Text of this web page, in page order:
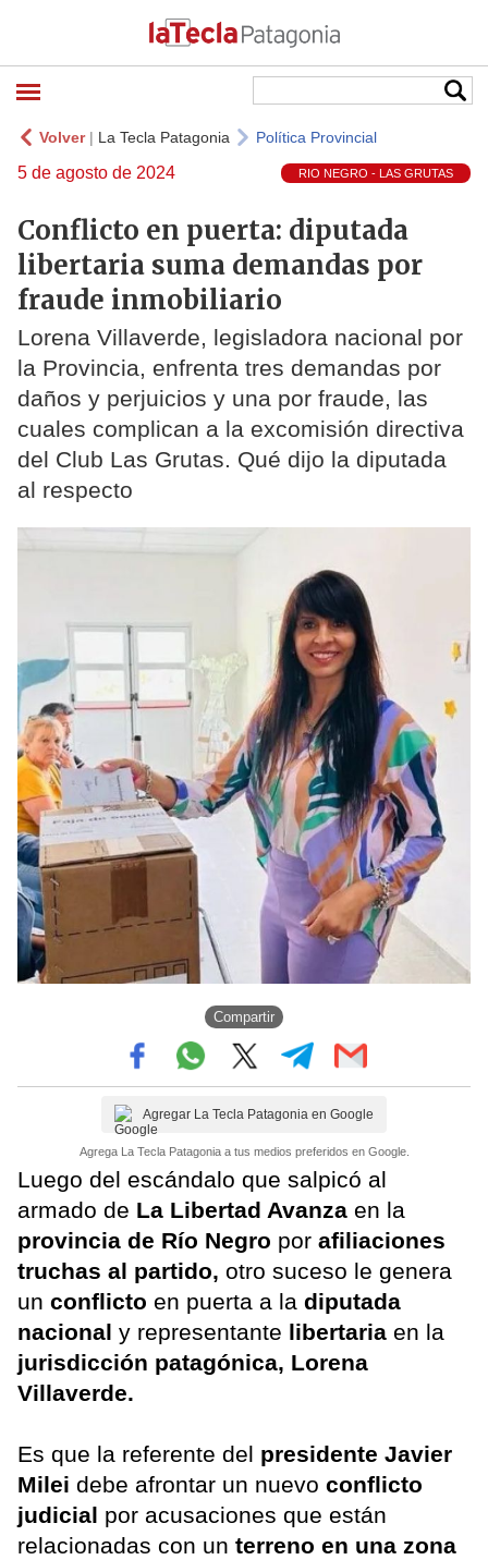
Volver| La Tecla Patagonia Política Provincial
5 de agosto de 2024 RIO NEGRO - LAS GRUTAS
Conflicto en puerta: diputada
libertaria suma demandas por
fraude inmobiliario
Lorena Villaverde, legisladora nacional por
la Provincia, enfrenta tres demandas por
daños y perjuicios y una por fraude, las
cuales complican a la excomisión directiva
del Club Las Grutas. Qué dijo la diputada
al respecto
Compartir
Agregar La Tecla Patagonia en Google
Agrega La Tecla Patagonia a tus medios preferidos en Google.
Luego del escándalo que salpicó al
armado de La Libertad Avanza en la
provincia de Río Negro por afiliaciones
truchas al partido, otro suceso le genera
un conflicto en puerta a la diputada
nacional y representante libertaria en la
jurisdicción patagónica, Lorena
Villaverde.
Es que la referente del presidente Javier
Milei debe afrontar un nuevo conflicto
judicial por acusaciones que están
relacionadas con un terreno en una zona